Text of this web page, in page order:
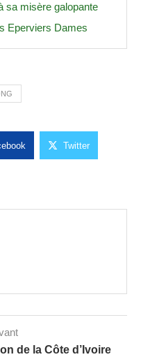
sa misère galopante
Eperviers Dames
Twitter
de la Côte d’Ivoire